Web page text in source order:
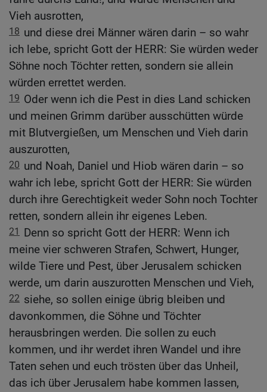
Vieh ausrotten,
18 und diese drei Männer wären darin – so wahr
ich lebe, spricht Gott der HERR: Sie würden weder
Söhne noch Töchter retten, sondern sie allein
würden errettet werden.
19 Oder wenn ich die Pest in dies Land schicken
und meinen Grimm darüber ausschütten würde
mit Blutvergießen, um Menschen und Vieh darin
auszurotten,
20 und Noah, Daniel und Hiob wären darin – so
wahr ich lebe, spricht Gott der HERR: Sie würden
durch ihre Gerechtigkeit weder Sohn noch Tochter
retten, sondern allein ihr eigenes Leben.
21
Denn so spricht Gott der HERR: Wenn ich
meine vier schweren Strafen, Schwert, Hunger,
wilde Tiere und Pest, über Jerusalem schicken
werde, um darin auszurotten Menschen und Vieh,
22 siehe, so sollen einige übrig bleiben und
davonkommen, die Söhne und Töchter
herausbringen werden. Die sollen zu euch
kommen, und ihr werdet ihren Wandel und ihre
Taten sehen und euch trösten über das Unheil,
das ich über Jerusalem habe kommen lassen,